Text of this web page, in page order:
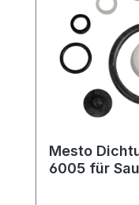
Mesto
6005 für